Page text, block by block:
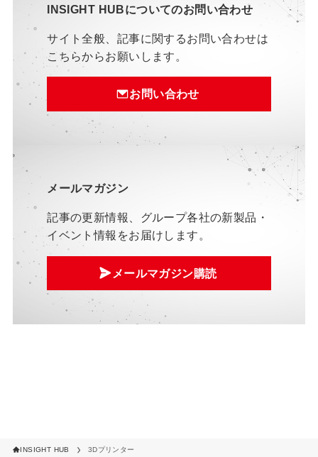
INSIGHT HUBについてのお問い合わせ
サイト全般、記事に関するお問い合わせは
こちらからお願いします。
お問い合わせ
メールマガジン
記事の更新情報、グループ各社の新製品・
イベント情報をお届けします。
メールマガジン購読
INSIGHT HUB 3Dプリンター